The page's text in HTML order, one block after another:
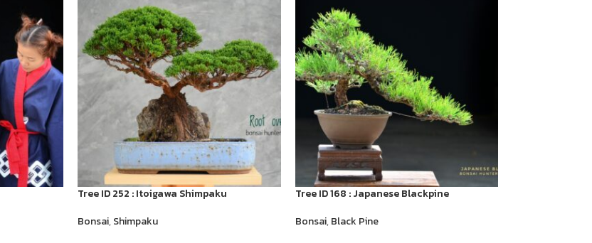
Tree ID 252 : Itoigawa Shimpaku
Bonsai,Shimpaku
Tree ID 168 : Japanese Blackpine
Bonsai, Black Pine